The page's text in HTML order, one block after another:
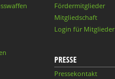
Fördermitglieder
Mitgliedschaft
Login für Mitglieder
PRESSE
Pressekontakt